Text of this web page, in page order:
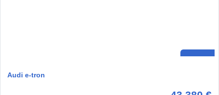
Audi e-tron